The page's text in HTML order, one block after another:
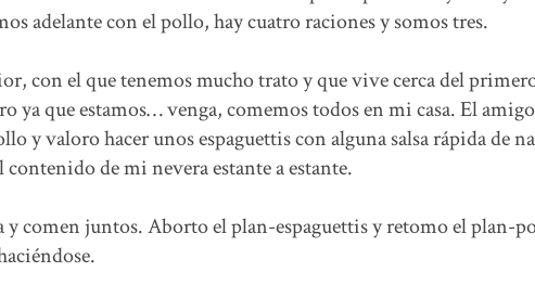
adelante con el pollo, hay cuatro raciones y somos tres.
con el que tenemos mucho trato y que vive cerca del
ya que estamos… venga, comemos todos en mi casa. El
y valoro hacer unos espaguettis con alguna salsa rápida de
de mi nevera estante a estante.
y comen juntos. Aborto el plan-espaguettis y retomo el plan-